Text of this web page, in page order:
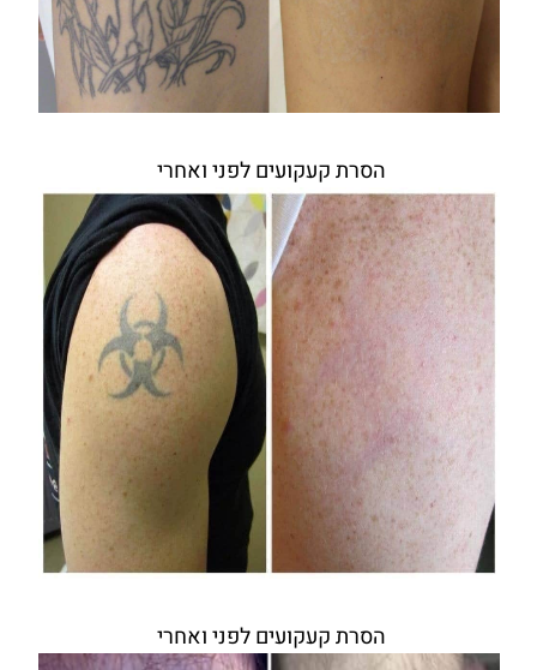
הסרת קעקועים לפני ואחרי
הסרת קעקועים לפני ואחרי